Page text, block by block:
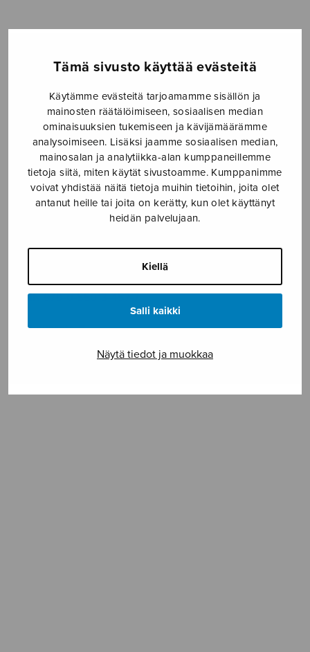
Tämä sivusto käyttää evästeitä
Käytämme evästeitä tarjoamamme sisällön ja
mainosten räätälöimiseen, sosiaalisen median
ominaisuuksien tukemiseen ja kävijämäärämme
analysoimiseen. Lisäksi jaamme sosiaalisen median,
mainosalan ja analytiikka-alan kumppaneillemme
tietoja siitä, miten käytät sivustoamme. Kumppanimme
voivat yhdistää näitä tietoja muihin tietoihin, joita olet
antanut heille tai joita on kerätty, kun olet käyttänyt
heidän palvelujaan.
Kiellä
Salli kaikki
Näytä tiedot ja muokkaa
6,40€
ssaa
määrä
LISÄÄ
OSTOSKORIIN
Tuotetunnus (SKU):S2457
Saatavana myös teoksen alkuperäisversio sekakuorolle
ISMN 979-0-55013-457-7
Vaikeusaste **